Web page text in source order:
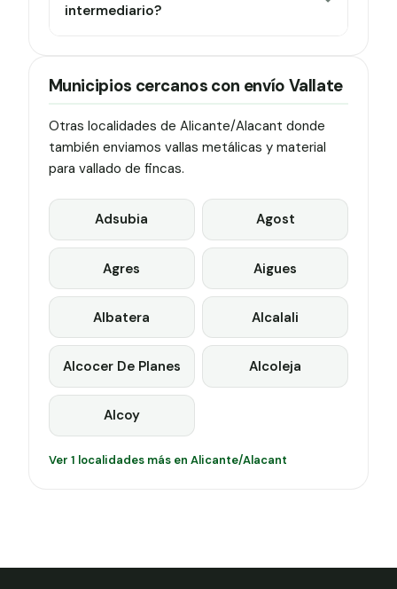
intermediario?
Municipios cercanos con envío Vallate
Otras localidades de Alicante/Alacant donde
también enviamos vallas metálicas y material
para vallado de fincas.
Adsubia Agost
Agres Aigues
Albatera Alcalali
Alcocer De Planes Alcoleja
Alcoy
Ver 1 localidades más en Alicante/Alacant